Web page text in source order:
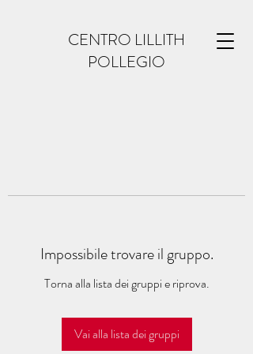
CENTRO LILLITH
POLLEGIO
Impossibile trovare il gruppo.
Torna alla lista dei gruppi e riprova.
Vai alla lista dei gruppi